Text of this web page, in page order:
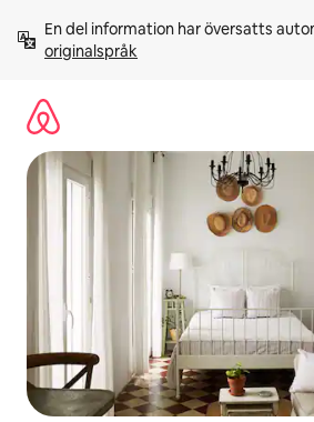
innehåll
En del information har översatts
originalspråk